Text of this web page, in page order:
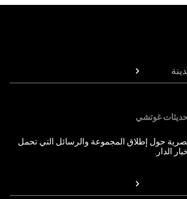
غوتشي
حول إطلاق المجموعة والرسائل التي تحمل
الدار.